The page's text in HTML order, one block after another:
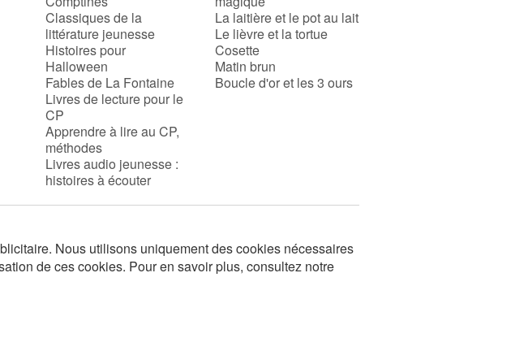
Classiques de la
littérature jeunesse
Histoires pour
Halloween
Fables de La Fontaine
Livres de lecture pour le
CP
Apprendre à lire au CP,
méthodes
Livres audio jeunesse :
histoires à écouter
La laitière et le pot au lait
Le lièvre et la tortue
Cosette
Matin brun
Boucle d'or et les 3 ours
Nous utilisons uniquement des cookies nécessaires
de ces cookies. Pour en savoir plus, consultez notre